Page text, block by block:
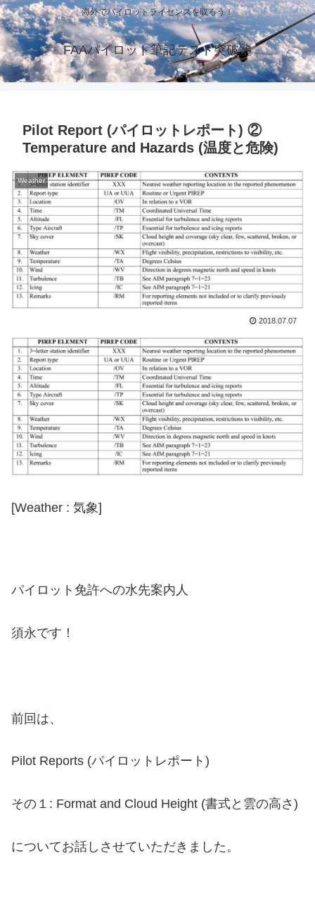
海外でパイロットライセンスを取ろう！
FAAパイロット筆記テスト突破塾
Pilot Report (パイロットレポート) ②
Temperature and Hazards (温度と危険)
Weather
2018.07.07
[Weather : 気象]
パイロット免許への水先案内人
須永です！
前回は、
Pilot Reports (パイロットレポート)
その１: Format and Cloud Height (書式と雲の高さ)
についてお話しさせていただきました。